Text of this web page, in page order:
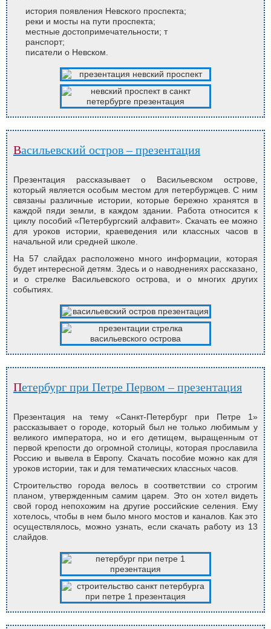
история появления Невского проспекта;
реки и мосты на пути проспекта;
местные достопримечательности; т
ранспорт;
писатели о Невском.
Васильевский остров – презентация
Презентация рассказывает о Васильевском острове,
который является особым местом для петербуржцев. С ним
связаны различные истории, которые бережно хранятся в
каждой пяди земли, в каждом здании. Работа относится к
циклу пособий «Петербургский алфавит». Скачать ее можно
для уроков истории, краеведения или классных часов в
начальной или средней школе.
На 57 слайдах расположено много информации, которая
будет интересной детям. Здесь и о наводнениях рассказано,
и о стрелке Васильевского острова, и о многих других
событиях.
Петербург при Петре Первом – презентация
Презентация на тему «Санкт-Петербург при Петре 1»
рассказывает о городе, который был не только любимым у
великого императора, но и его детищем, выращенным от
первой крепости до огромной столицы, которая прославила
Россию и вывела в Европу. Скачать пособие можно как для
уроков истории, так и для тематических классных часов.
Строительство города велось в соответствии со строгим
планом, утвержденным самим царем. Это он хотел видеть
свой город непохожим на другие российские селения. Ему
хотелось, чтобы в нем было много мостов и каналов. Как это
осуществлялось, можно узнать, если скачать работу из 13
слайдов.